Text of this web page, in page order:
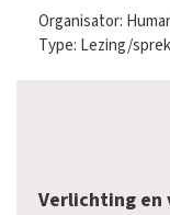
Organisator:
Type: Lezing/
Verlichting en